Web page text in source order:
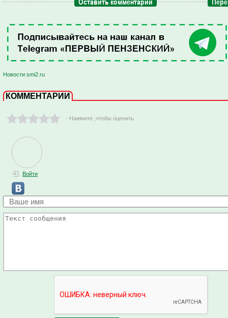
Новости smi2.ru
КОММЕНТАРИИ
- Нажмите ,чтобы оценить
Войти